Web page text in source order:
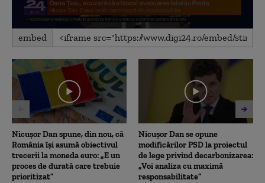
0
seconds
1
minute,
57
seconds
embed
Nicușor Dan spune, din nou, că
România își asumă obiectivul
trecerii la moneda euro: „E un
proces de durată care trebuie
prioritizat”
Nicușor Dan se opune
modificărilor PSD la proiectul
de lege privind decarbonizarea:
„Voi analiza cu maximă
responsabilitate”